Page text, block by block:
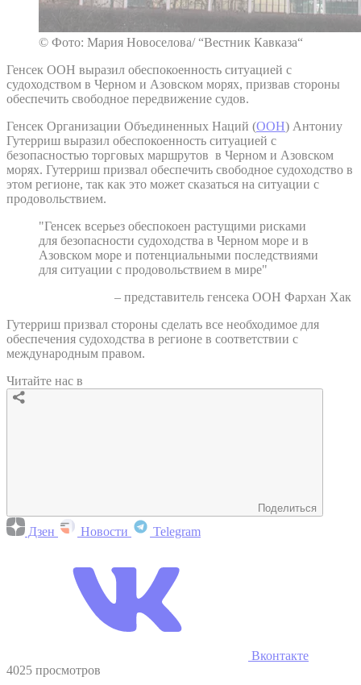
© Фото: Мария Новоселова/ “Вестник Кавказа“
Генсек ООН выразил обеспокоенность ситуацией с
судоходством в Черном и Азовском морях, призвав стороны
обеспечить свободное передвижение судов.
Генсек Организации Объединенных Наций (ООН) Антониу
Гутерриш выразил обеспокоенность ситуацией с
безопасностью торговых маршрутов в Черном и Азовском
морях. Гутерриш призвал обеспечить свободное судоходство в
этом регионе, так как это может сказаться на ситуации с
продовольствием.
"Генсек всерьез обеспокоен растущими рисками
для безопасности судоходства в Черном море и в
Азовском море и потенциальными последствиями
для ситуации с продовольствием в мире"
– представитель генсека ООН Фархан Хак
Гутерриш призвал стороны сделать все необходимое для
обеспечения судоходства в регионе в соответствии с
международным правом.
Читайте нас в
Поделиться
Дзен Новости Telegram
Вконтакте
4025 просмотров